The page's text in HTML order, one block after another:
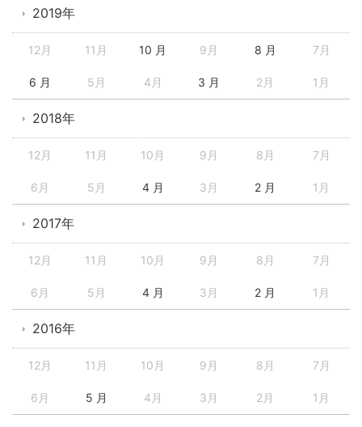
2019年
12月 11月 10 月 9月 8 月 7月
6 月 5月 4月 3 月 2月 1月
2018年
12月 11月 10月 9月 8月 7月
6月 5月 4 月 3月 2 月 1月
2017年
12月 11月 10月 9月 8月 7月
6月 5月 4 月 3月 2 月 1月
2016年
12月 11月 10月 9月 8月 7月
6月 5 月 4月 3月 2月 1月